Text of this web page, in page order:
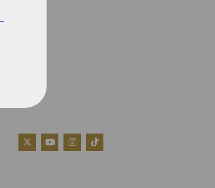
POLÍTICA DE COOKIES